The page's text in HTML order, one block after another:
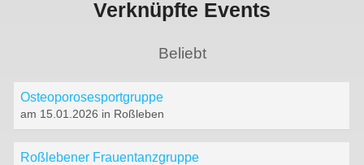
Verknüpfte Events
Beliebt
Osteoporosesportgruppe
am 15.01.2026 in Roßleben
Roßlebener Frauentanzgruppe